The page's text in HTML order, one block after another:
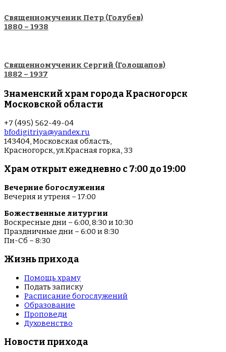
Священномученик Петр (Голубев)
1880 – 1938
Священномученик Сергий (Голощапов)
1882 – 1937
Знаменский храм города Красногорск
Московской области
+7 (495) 562-49-04
bfodigitriya@yandex.ru
143404, Московская область,
Красногорск, ул.Красная горка, 33
Храм открыт ежедневно с 7:00 до 19:00
Вечерние богослужения
Вечерня и утреня – 17:00
Божественные литургии
Воскресные дни – 6:00, 8:30 и 10:30
Праздничные дни – 6:00 и 8:30
Пн-Сб – 8:30
Жизнь прихода
Помощь храму
Подать записку
Расписание богослужений
Образование
Проповеди
Духовенство
Новости прихода